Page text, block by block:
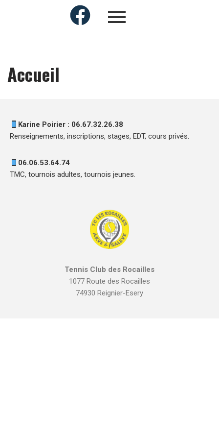
Accueil
Karine Poirier : 06.67.32.26.38
Renseignements, inscriptions, stages, EDT, cours privés.
06.06.53.64.74
TMC, tournois adultes, tournois jeunes.
Tennis Club des Rocailles
1077 Route des Rocailles
74930 Reignier-Esery